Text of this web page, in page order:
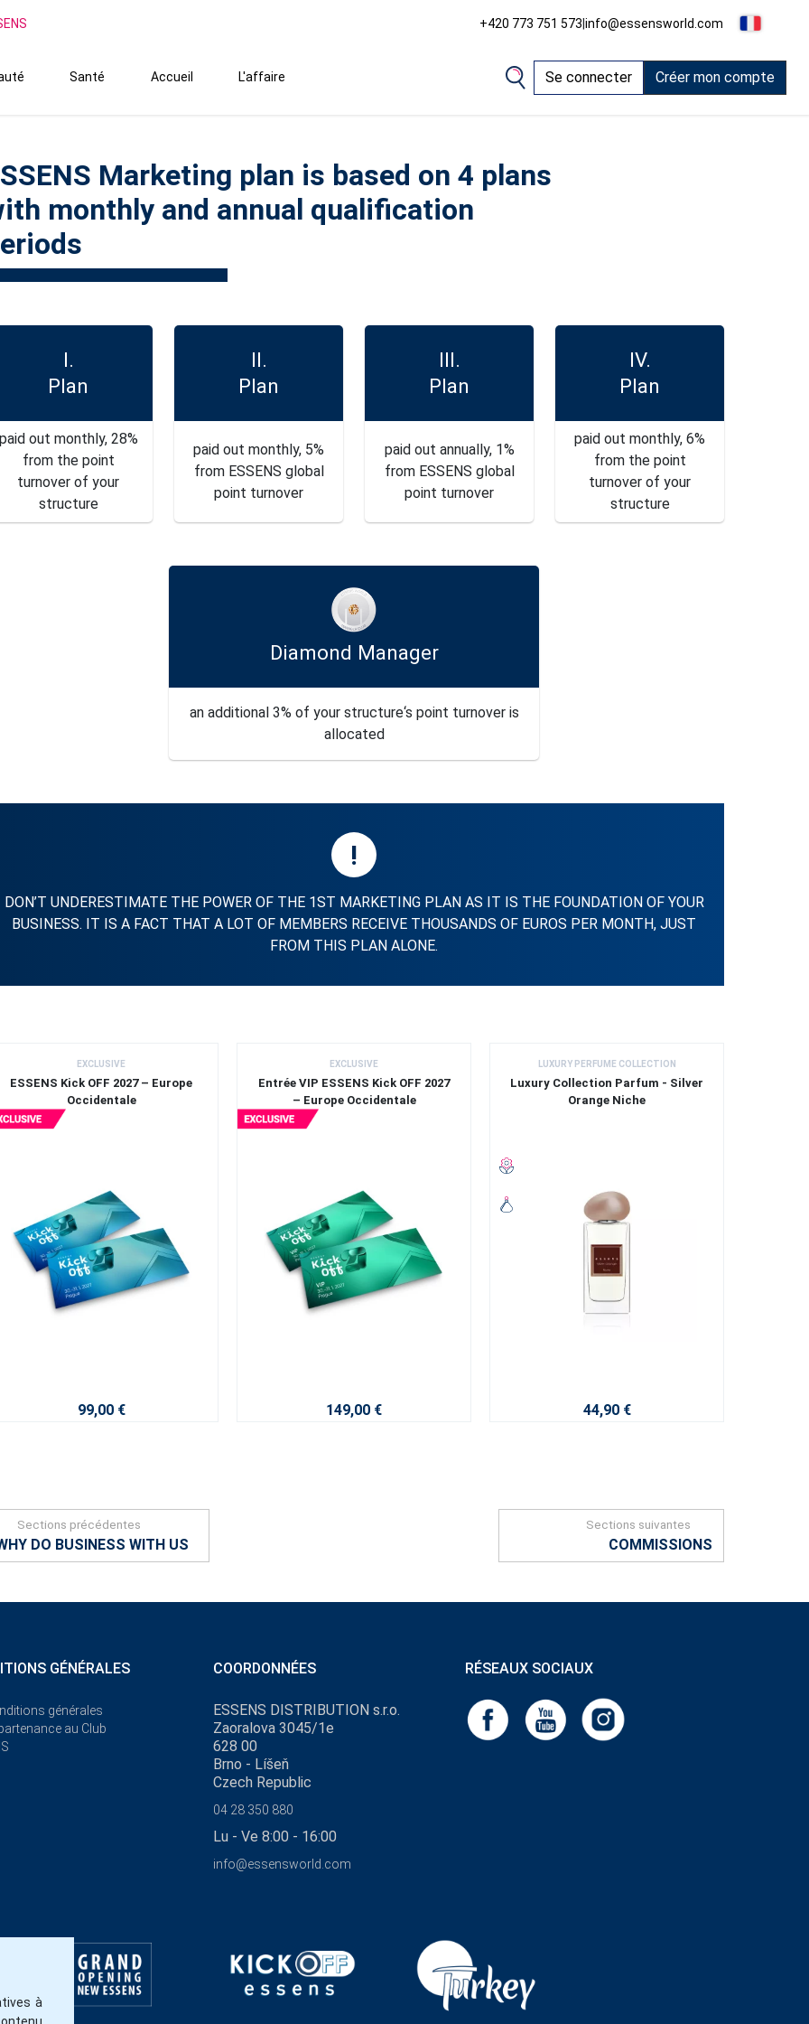
+420 773 751 573|info@essensworld.com
Santé Accueil L'affaire Se connecter Créer mon compte
Marketing plan is based on 4 plans
monthly and annual qualification
I.
Plan
paid out monthly, 28%
from the point
turnover of your
structure
II.
Plan
paid out monthly, 5%
from ESSENS global
point turnover
III.
Plan
paid out annually, 1%
from ESSENS global
point turnover
IV.
Plan
paid out monthly, 6%
from the point
turnover of your
structure
Diamond Manager
an additional 3% of your structure‘s point turnover is
allocated
!
DON’T UNDERESTIMATE THE POWER OF THE 1ST MARKETING PLAN AS IT IS THE FOUNDATION OF YOUR
BUSINESS. IT IS A FACT THAT A LOT OF MEMBERS RECEIVE THOUSANDS OF EUROS PER MONTH, JUST
FROM THIS PLAN ALONE.
EXCLUSIVE
ESSENS Kick OFF 2027 – Europe
Occidentale
99,00 €
EXCLUSIVE
Entrée VIP ESSENS Kick OFF 2027
– Europe Occidentale
149,00 €
LUXURY PERFUME COLLECTION
Luxury Collection Parfum - Silver
Orange Niche
44,90 €
Sections précédentes
DO BUSINESS WITH US
Sections suivantes
COMMISSIONS
à
GÉNÉRALES
générales
au Club
COORDONNÉES
ESSENS DISTRIBUTION s.r.o.
Zaoralova 3045/1e
628 00
Brno - Líšeň
Czech Republic
04 28 350 880
Lu - Ve 8:00 - 16:00
info@essensworld.com
RÉSEAUX SOCIAUX